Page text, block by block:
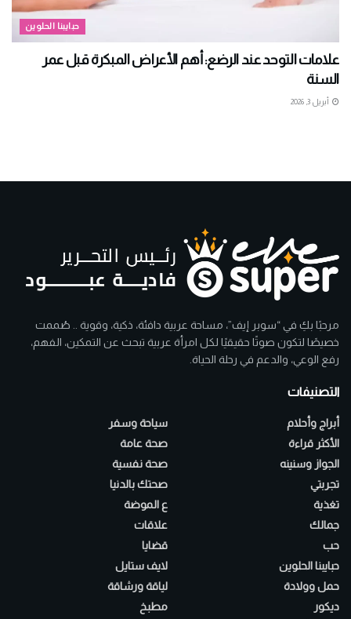
حبايبنا الحلوين
علامات التوحد عند الرضع: أهم الأعراض المبكرة قبل عمر
السنة
أبريل 3, 2026
مرحبًا بكِ في “سوبر إيف”، مساحة عربية دافئة، ذكية، وقوية .. صُممت
خصيصًا لتكون صوتًا حقيقيًا لكل امرأة عربية تبحث عن التمكين، الفهم،
رفع الوعي، والدعم في رحلة الحياة.
التصنيفات
أبراج وأحلام
الأكثر قراءة
الجواز وسنينه
تجربتي
تغذية
جمالك
حب
حبايبنا الحلوين
حمل وولادة
ديكور
سياحة وسفر
صحة عامة
صحة نفسية
صحتك بالدنيا
ع الموضة
علاقات
قضايا
لايف ستايل
لياقة ورشاقة
مطبخ